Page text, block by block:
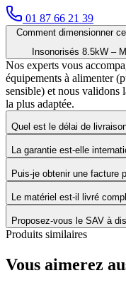
01 87 66 21 39
Comment dimensionner
Insonorisés 8.5kW –
Nos experts vous
équipements à alimenter
sensible) et nous validons
la plus adaptée.
Quel est le délai de
La garantie est-elle
Puis-je obtenir une facture
Le matériel est-il livré
Proposez-vous le SAV à
Produits similaires
Vous aimerez